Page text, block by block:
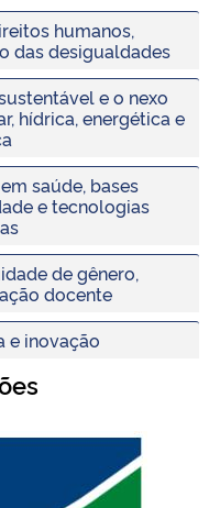
humanos,
das desigualdades
e o nexo
hídrica, energética e
saúde, bases
e tecnologias
de gênero,
docente
e inovação